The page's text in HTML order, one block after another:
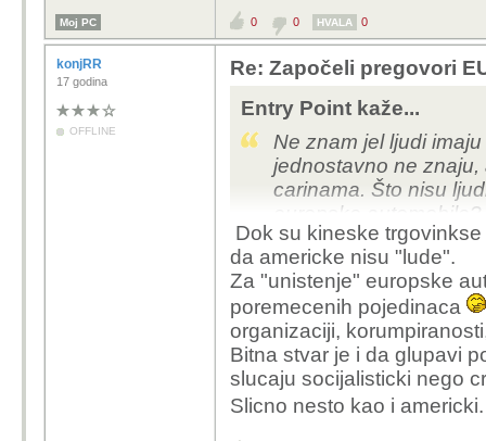
Moj PC 0 0 HVALA 0
konjRR
17 godina
OFFLINE
Re: Započeli pregovori
Entry Point kaže...
Ne znam jel ljudi
jednostavno ne
carinama. Što nisu
europske
prošlosti da bi
Amerika je u
Kine i njihovih
skrivenih udjela
intelektualnog
I zato svatko tko
Dok su kineske
da americke nisu "lude".
Za "unistenje" europske
poremecenih pojedinaca
organizaciji,
Bitna stvar je i da glupavi
slucaju socijalisticki nego
Slicno nesto kao i